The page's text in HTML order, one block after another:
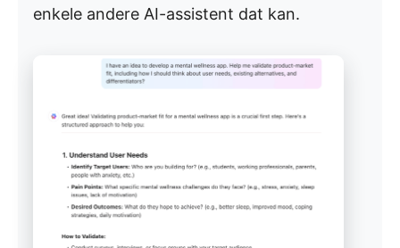
enkele andere AI-assistent dat kan.